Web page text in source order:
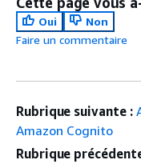
Oui
Non
Faire un commentaire
Rubrique suivante :
Amazon Cognito
Rubrique